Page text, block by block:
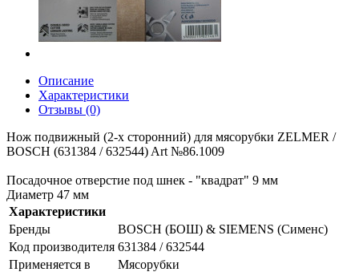
Описание
Характеристики
Отзывы (0)
Нож подвижный (2-х сторонний) для мясорубки ZELMER /
BOSCH (631384 / 632544) Art №86.1009
Посадочное отверстие под шнек - "квадрат" 9 мм
Диаметр 47 мм
Характеристики
Бренды
BOSCH (БОШ) & SIEMENS (Сименс)
Код производителя 631384 / 632544
Применяется в
Мясорубки